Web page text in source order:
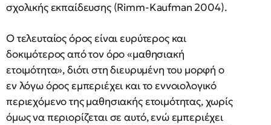
σχολικής εκπαίδευσης (Rimm-Kaufman 2004).
Ο τελευταίος όρος είναι ευρύτερος και
δοκιμότερος από τον όρο «μαθησιακή
ετοιμότητα», διότι στη διευρυμένη του μορφή ο
εν λόγω όρος εμπεριέχει και το εννοιολογικό
περιεχόμενο της μαθησιακής ετοιμότητας, χωρίς
όμως να περιορίζεται σε αυτό, ενώ εμπεριέχει